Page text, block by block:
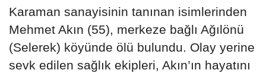
Karaman sanayisinin tanınan isimlerinden
Mehmet Akın (55), merkeze bağlı Ağılönü
(Selerek) köyünde ölü bulundu. Olay yerine
sevk edilen sağlık ekipleri, Akın’ın hayatını